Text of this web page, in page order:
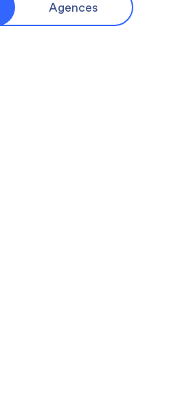
Agences